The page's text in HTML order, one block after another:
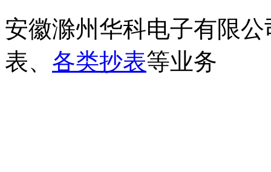
安徽滁州华科电子有限公
表、 各类抄表等业务